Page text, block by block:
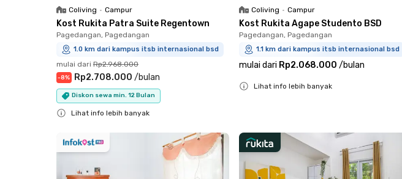
Coliving • Campur
Kost Rukita Patra Suite Regentown
Pagedangan, Pagedangan
1.0 km dari kampus itsb internasional bsd
mulai dari Rp2.968.000
-8% Rp2.708.000 /bulan
Diskon sewa min. 12 Bulan
Lihat info lebih banyak
Coliving • Campur
Kost Rukita Agape Studento BSD
Pagedangan, Pagedangan
1.1 km dari kampus itsb internasional bsd
mulai dari Rp2.068.000 /bulan
Lihat info lebih banyak